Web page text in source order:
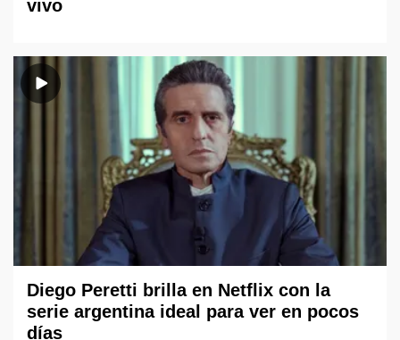
vivo
Diego Peretti brilla en Netflix con la
serie argentina ideal para ver en pocos
días